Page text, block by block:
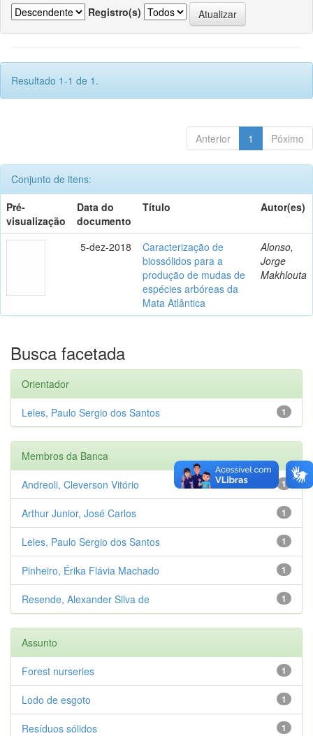
Registro(s)
Resultado 1-1 de 1.
Anterior 1 Póximo
Conjunto de itens:
Pré-
visualização
Data do
documento
Título Autor(es)
5-dez-2018
Caracterização de
biossólidos para a
produção de mudas de
espécies arbóreas da
Mata Atlântica
Alonso,
Jorge
Makhlouta
Busca facetada
Orientador
1
Leles, Paulo Sergio dos Santos
Membros da Banca
1
Andreoli, Cleverson Vitório
1
Arthur Junior, José Carlos
1
Leles, Paulo Sergio dos Santos
1
Pinheiro, Érika Flávia Machado
1
Resende, Alexander Silva de
Assunto
1
Forest nurseries
1
Lodo de esgoto
1
Resíduos sólidos